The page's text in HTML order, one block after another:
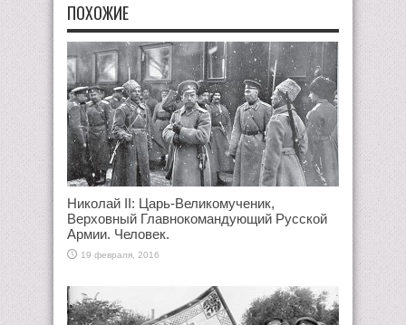
ПОХОЖИЕ
Николай II: Царь-Великомученик,
Верховный Главнокомандующий Русской
Армии. Человек.
19 февраля, 2016